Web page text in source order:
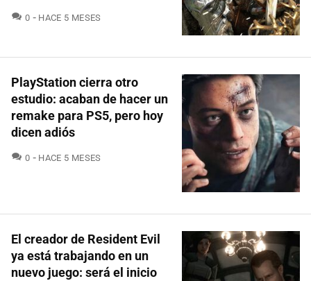
0 COMENTARIOS
HACE 5 MESES
PlayStation cierra otro
estudio: acaban de hacer un
remake para PS5, pero hoy
dicen adiós
0 COMENTARIOS
HACE 5 MESES
El creador de Resident Evil
ya está trabajando en un
nuevo juego: será el inicio